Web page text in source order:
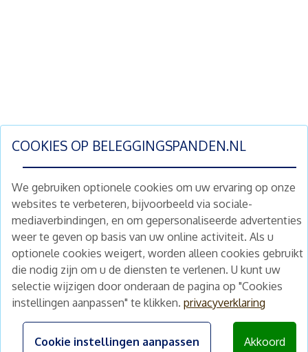
COOKIES OP BELEGGINGSPANDEN.NL
We gebruiken optionele cookies om uw ervaring op onze
websites te verbeteren, bijvoorbeeld via sociale-
mediaverbindingen, en om gepersonaliseerde advertenties
weer te geven op basis van uw online activiteit. Als u
optionele cookies weigert, worden alleen cookies gebruikt
die nodig zijn om u de diensten te verlenen. U kunt uw
selectie wijzigen door onderaan de pagina op "Cookies
instellingen aanpassen" te klikken. privacyverklaring
Cookie instellingen aanpassen Akkoord
Schrijf je nu in en ontvang wekelijks ons
nieuwe aanbod vastgoedbeleggingen.
Nieuwsbrief Abonneren
Home
Te koop
Nieuws
Schimmelstraat 5H
1053 TA Amsterdam
+31 (0) 30 225 31 12